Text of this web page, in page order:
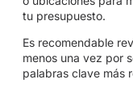
tu presupuesto.
Es recomendable
menos una vez por
palabras clave más